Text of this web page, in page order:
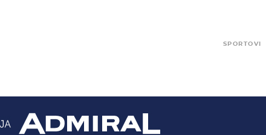
SPORTOVI